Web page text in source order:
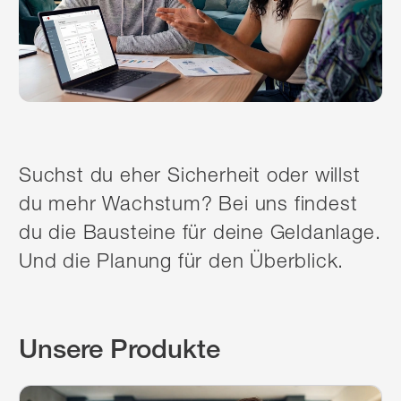
Suchst du eher Sicherheit oder willst
du mehr Wachstum? Bei uns findest
du die Bausteine für deine Geldanlage.
Und die Planung für den Überblick.
Unsere Produkte